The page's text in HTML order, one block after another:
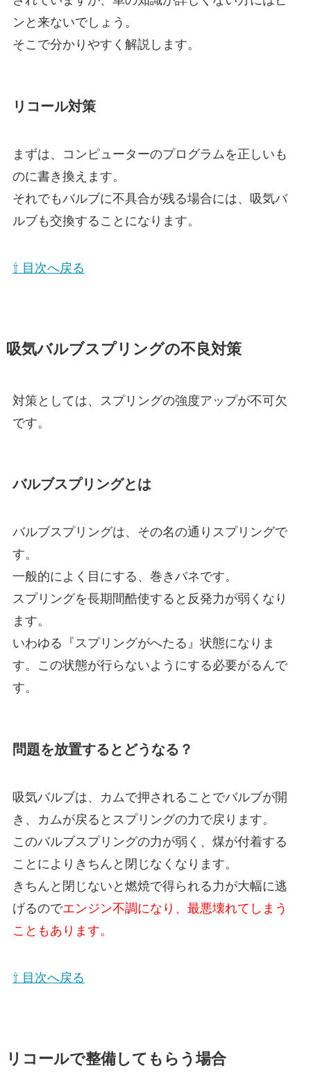
ンと来ないでしょう。
そこで分かりやすく解説します。
リコール対策
まずは、コンピューターのプログラムを正しいも
のに書き換えます。
それでもバルブに不具合が残る場合には、吸気バ
ルブも交換することになります。
⇧ 目次へ戻る
吸気バルブスプリングの不良対策
対策としては、スプリングの強度アップが不可欠
です。
バルブスプリングとは
バルブスプリングは、その名の通りスプリングで
す。
一般的によく目にする、巻きバネです。
スプリングを長期間酷使すると反発力が弱くなり
ます。
いわゆる『スプリングがへたる』状態になりま
す。この状態が行らないようにする必要がるんで
す。
問題を放置するとどうなる？
吸気バルブは、カムで押されることでバルブが開
き、カムが戻るとスプリングの力で戻ります。
このバルブスプリングの力が弱く、煤が付着する
ことによりきちんと閉じなくなります。
きちんと閉じないと燃焼で得られる力が大幅に逃
げるのでエンジン不調になり、最悪壊れてしまう
こともあります。
⇧ 目次へ戻る
リコールで整備してもらう場合